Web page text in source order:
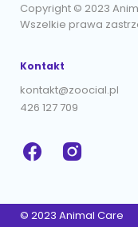
Copyright © 2023
Wszelkie prawa
Kontakt
kontakt@zoocial.pl
426 127 709
© 2023 Animal Care